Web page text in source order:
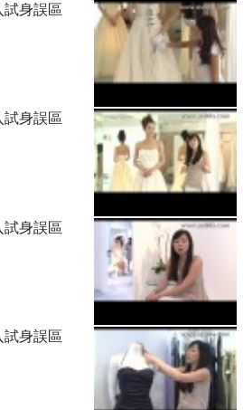
試身誤區
試身誤區
試身誤區
試身誤區